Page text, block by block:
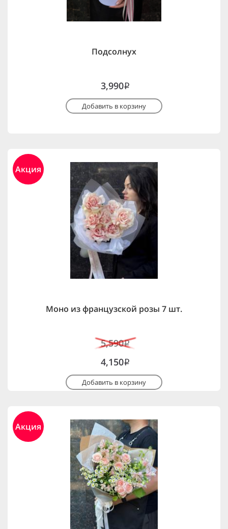
Подсолнух
3,990i
Добавить в корзину
Акция
Моно из французской розы 7 шт.
5,590i
4,150i
Добавить в корзину
Акция